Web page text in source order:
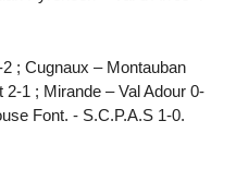
2 ; Cugnaux – Montauban
1 ; Mirande – Val Adour 0-
Font. - S.C.P.A.S 1-0.